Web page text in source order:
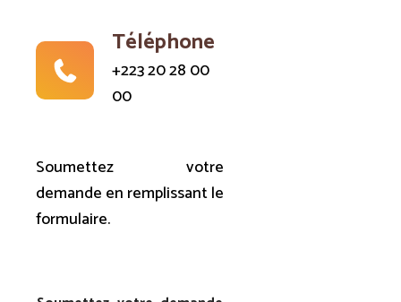
Téléphone
+223 20 28 00
00
Soumettez votre
demande en remplissant le
formulaire.